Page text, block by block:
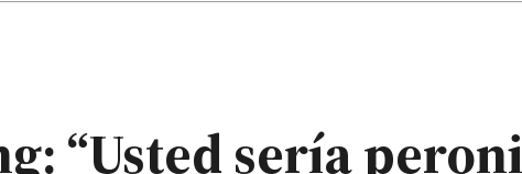
“Usted sería